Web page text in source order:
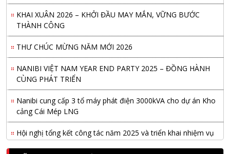
KHAI XUÂN 2026 – KHỞI ĐẦU MAY MẮN, VỮNG BƯỚC
THÀNH CÔNG
THƯ CHÚC MỪNG NĂM MỚI 2026
NANIBI VIỆT NAM YEAR END PARTY 2025 – ĐỒNG HÀNH
CÙNG PHÁT TRIỂN
Nanibi cung cấp 3 tổ máy phát điện 3000kVA cho dự án Kho
cảng Cái Mép LNG
Hội nghị tổng kết công tác năm 2025 và triển khai nhiệm vụ
năm 2026 do chi hội tàu du lịch Hạ Long